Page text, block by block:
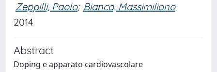
Zeppilli, Paolo; Bianco, Massimiliano
2014
Abstract
Doping e apparato cardiovascolare